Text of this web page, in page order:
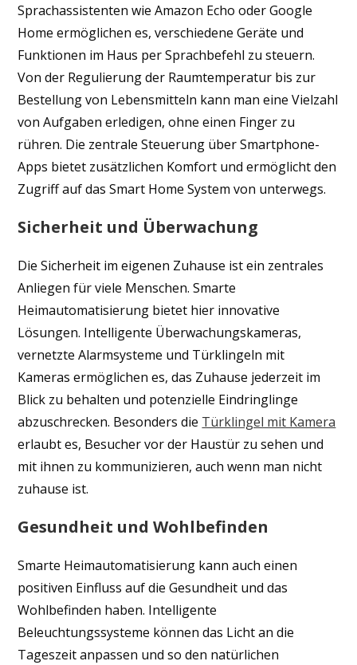
Sprachassistenten wie Amazon Echo oder Google
Home ermöglichen es, verschiedene Geräte und
Funktionen im Haus per Sprachbefehl zu steuern.
Von der Regulierung der Raumtemperatur bis zur
Bestellung von Lebensmitteln kann man eine Vielzahl
von Aufgaben erledigen, ohne einen Finger zu
rühren. Die zentrale Steuerung über Smartphone-
Apps bietet zusätzlichen Komfort und ermöglicht den
Zugriff auf das Smart Home System von unterwegs.
Sicherheit und Überwachung
Die Sicherheit im eigenen Zuhause ist ein zentrales
Anliegen für viele Menschen. Smarte
Heimautomatisierung bietet hier innovative
Lösungen. Intelligente Überwachungskameras,
vernetzte Alarmsysteme und Türklingeln mit
Kameras ermöglichen es, das Zuhause jederzeit im
Blick zu behalten und potenzielle Eindringlinge
abzuschrecken. Besonders die Türklingel mit Kamera
erlaubt es, Besucher vor der Haustür zu sehen und
mit ihnen zu kommunizieren, auch wenn man nicht
zuhause ist.
Gesundheit und Wohlbefinden
Smarte Heimautomatisierung kann auch einen
positiven Einfluss auf die Gesundheit und das
Wohlbefinden haben. Intelligente
Beleuchtungssysteme können das Licht an die
Tageszeit anpassen und so den natürlichen